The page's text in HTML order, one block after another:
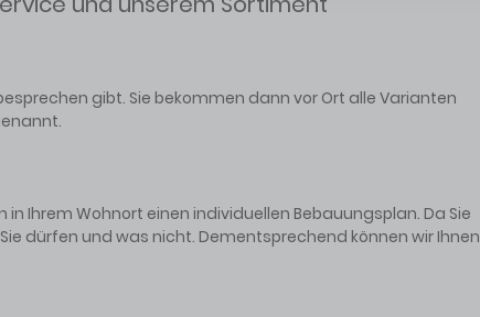
gibt. Sie bekommen dann vor Ort alle Varianten
Ihrem Wohnort einen individuellen Bebauungsplan. Da Sie
dürfen und was nicht. Dementsprechend können wir Ihnen